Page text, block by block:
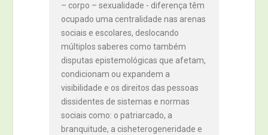
– corpo – sexualidade - diferença têm
ocupado uma centralidade nas arenas
sociais e escolares, deslocando
múltiplos saberes como também
disputas epistemológicas que afetam,
condicionam ou expandem a
visibilidade e os direitos das pessoas
dissidentes de sistemas e normas
sociais como: o patriarcado, a
branquitude, a cisheterogeneridade e